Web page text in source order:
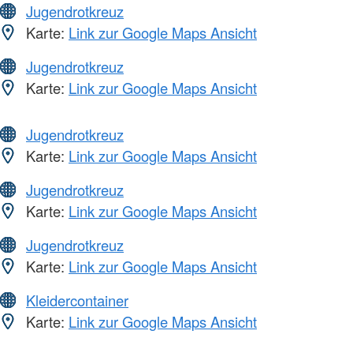
Jugendrotkreuz
Karte: Link zur Google Maps Ansicht
Jugendrotkreuz
Karte: Link zur Google Maps Ansicht
Jugendrotkreuz
Karte: Link zur Google Maps Ansicht
Jugendrotkreuz
Karte: Link zur Google Maps Ansicht
Jugendrotkreuz
Karte: Link zur Google Maps Ansicht
Kleidercontainer
Karte: Link zur Google Maps Ansicht